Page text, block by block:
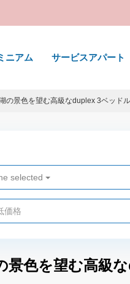
ニアム サービスアパート
の景色を望む高級なduplex 3ベッド
selected
色を望む高級